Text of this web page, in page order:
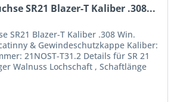
SR21 Blazer-T Kaliber .308...
SR21 Blazer-T Kaliber .308 Win.
& Gewindeschutzkappe Kaliber:
21NOST-T31.2 Details für SR 21
Walnuss Lochschaft , Schaftlänge